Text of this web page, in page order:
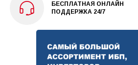
БЕСПЛАТНАЯ ОНЛАЙН
ПОДДЕРЖКА 24/7